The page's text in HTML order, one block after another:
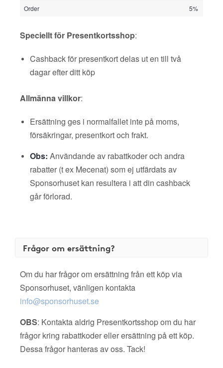
Order 5%
Speciellt för Presentkortsshop:
Cashback för presentkort delas ut en till två
dagar efter ditt köp
Allmänna villkor:
Ersättning ges i normalfallet inte på moms,
försäkringar, presentkort och frakt.
Obs: Användande av rabattkoder och andra
rabatter (t ex Mecenat) som ej utfärdats av
Sponsorhuset kan resultera i att din cashback
går förlorad.
Frågor om ersättning?
Om du har frågor om ersättning från ett köp via
Sponsorhuset, vänligen kontakta
info@sponsorhuset.se
OBS: Kontakta aldrig Presentkortsshop om du har
frågor kring rabattkoder eller ersättning på ett köp.
Dessa frågor hanteras av oss. Tack!